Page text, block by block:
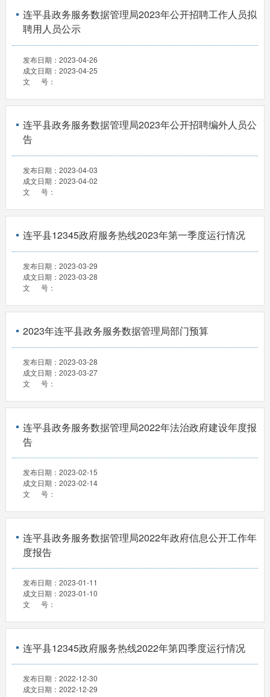
连平县政务服务数据管理局2023年公开招聘工作人员拟
聘用人员公示
发布日期： 2023-04-26
成文日期： 2023-04-25
文 号：
连平县政务服务数据管理局2023年公开招聘编外人员公
告
发布日期： 2023-04-03
成文日期： 2023-04-02
文 号：
连平县12345政府服务热线2023年第一季度运行情况
发布日期： 2023-03-29
成文日期： 2023-03-28
文 号：
2023年连平县政务服务数据管理局部门预算
发布日期： 2023-03-28
成文日期： 2023-03-27
文 号：
连平县政务服务数据管理局2022年法治政府建设年度报
告
发布日期： 2023-02-15
成文日期： 2023-02-14
文 号：
连平县政务服务数据管理局2022年政府信息公开工作年
度报告
发布日期： 2023-01-11
成文日期： 2023-01-10
文 号：
连平县12345政府服务热线2022年第四季度运行情况
发布日期： 2022-12-30
成文日期： 2022-12-29